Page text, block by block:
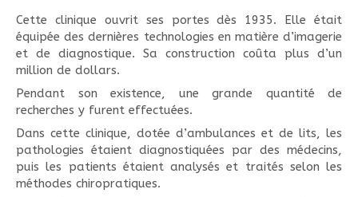
Cette clinique ouvrit ses portes dès 1935. Elle était
équipée des dernières technologies en matière d’imagerie
et de diagnostique. Sa construction coûta plus d’un
million de dollars.
Pendant son existence, une grande quantité de
recherches y furent effectuées.
Dans cette clinique, dotée d’ambulances et de lits, les
pathologies étaient diagnostiquées par des médecins,
puis les patients étaient analysés et traités selon les
méthodes chiropratiques.